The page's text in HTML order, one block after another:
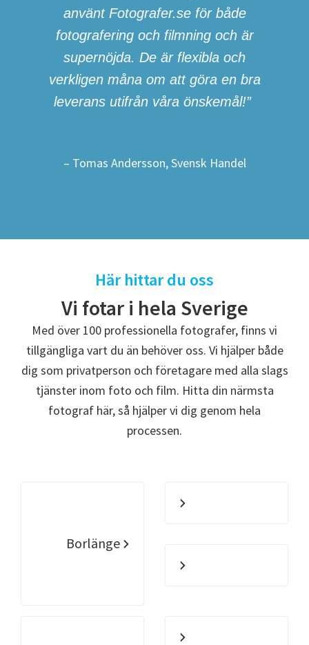
använt Fotografer.se för både
fotografering och filmning och är
supernöjda. De är flexibla och
verkligen måna om att göra en bra
leverans utifrån våra önskemål!”
– Tomas Andersson, Svensk Handel
Här hittar du oss
Vi fotar i hela Sverige
Med över 100 professionella fotografer, finns vi
tillgängliga vart du än behöver oss. Vi hjälper både
dig som privatperson och företagare med alla slags
tjänster inom foto och film. Hitta din närmsta
fotograf här, så hjälper vi dig genom hela
processen.
Borlänge